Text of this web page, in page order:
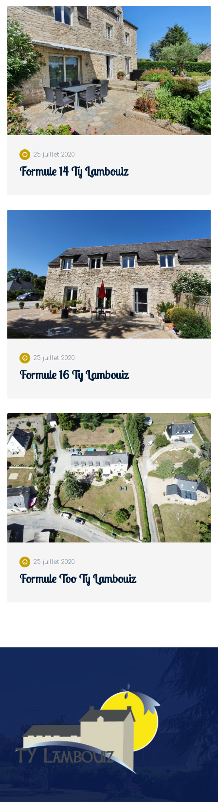
25 juillet 2020
Formule 14 Ty Lambouiz
25 juillet 2020
Formule 16 Ty Lambouiz
25 juillet 2020
Formule Too Ty Lambouiz